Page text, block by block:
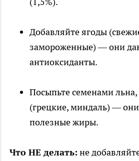
Добавляйте ягоды
замороженные) — они
антиоксиданты.
Посыпьте семенами
(грецкие, миндаль) —
полезные жиры.
Что НЕ делать: не